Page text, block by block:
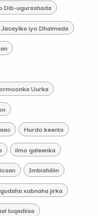
Dib-ugurashada
iyo Dhalmada
Uurka
Hurdo keenta
ilmo galeenka
Imbishiliin
xubnaha jirka
luqadiisa